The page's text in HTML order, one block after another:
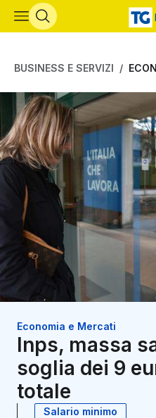
Vai al contenuto principale
BUSINESS E SERVIZI
Economia e Mercati
Inps, massa
soglia dei 9
totale
Salario minimo